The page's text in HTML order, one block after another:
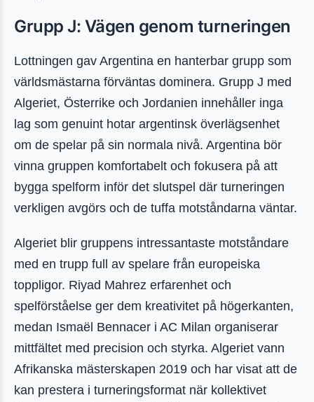
Grupp J: Vägen genom turneringen
Lottningen gav Argentina en hanterbar grupp som
världsmästarna förväntas dominera. Grupp J med
Algeriet, Österrike och Jordanien innehåller inga
lag som genuint hotar argentinsk överlägsenhet
om de spelar på sin normala nivå. Argentina bör
vinna gruppen komfortabelt och fokusera på att
bygga spelform inför det slutspel där turneringen
verkligen avgörs och de tuffa motståndarna väntar.
Algeriet blir gruppens intressantaste motståndare
med en trupp full av spelare från europeiska
toppligor. Riyad Mahrez erfarenhet och
spelförståelse ger dem kreativitet på högerkanten,
medan Ismaël Bennacer i AC Milan organiserar
mittfältet med precision och styrka. Algeriet vann
Afrikanska mästerskapen 2019 och har visat att de
kan prestera i turneringsformat när kollektivet